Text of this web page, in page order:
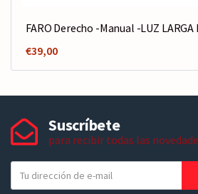
FARO Derecho -Manual -LUZ LARGA
€39,00
Suscríbete
para recibir todas las
u